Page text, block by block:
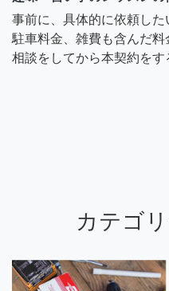
事前に、具体的に依頼し
駐車料金、雑費も含んだ
相談をしてから本契約をす
カテゴ